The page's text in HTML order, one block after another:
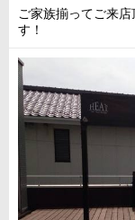
ご家族揃ってご来
す！